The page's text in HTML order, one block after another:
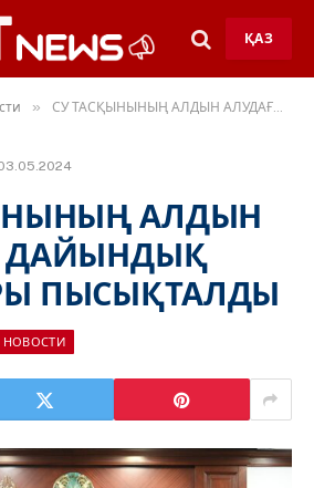
ҚАЗ
» СУ ТАСҚЫНЫНЫҢ АЛДЫН АЛУДАҒЫ ДАЙЫНДЫҚ ШАРАЛАРЫ ПЫСЫҚТАЛДЫ
АЛДЫН
ДАЙЫНДЫҚ
ПЫСЫҚТАЛДЫ
НОВОСТИ